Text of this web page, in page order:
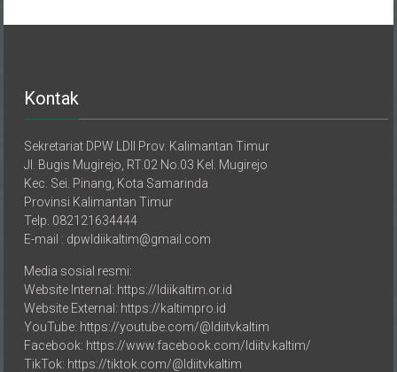
Kontak
Sekretariat DPW LDII Prov. Kalimantan Timur
Jl. Bugis Mugirejo, RT.02 No.03 Kel. Mugirejo
Kec. Sei. Pinang, Kota Samarinda
Provinsi Kalimantan Timur
Telp. 082121634444
E-mail : dpwldiikaltim@gmail.com
Media sosial resmi:
Website Internal: https://ldiikaltim.or.id
Website External: https://kaltimpro.id
YouTube: https://youtube.com/@ldiitvkaltim
Facebook: https://www.facebook.com/ldiitv.kaltim/
TikTok: https://tiktok.com/@ldiitvkaltim